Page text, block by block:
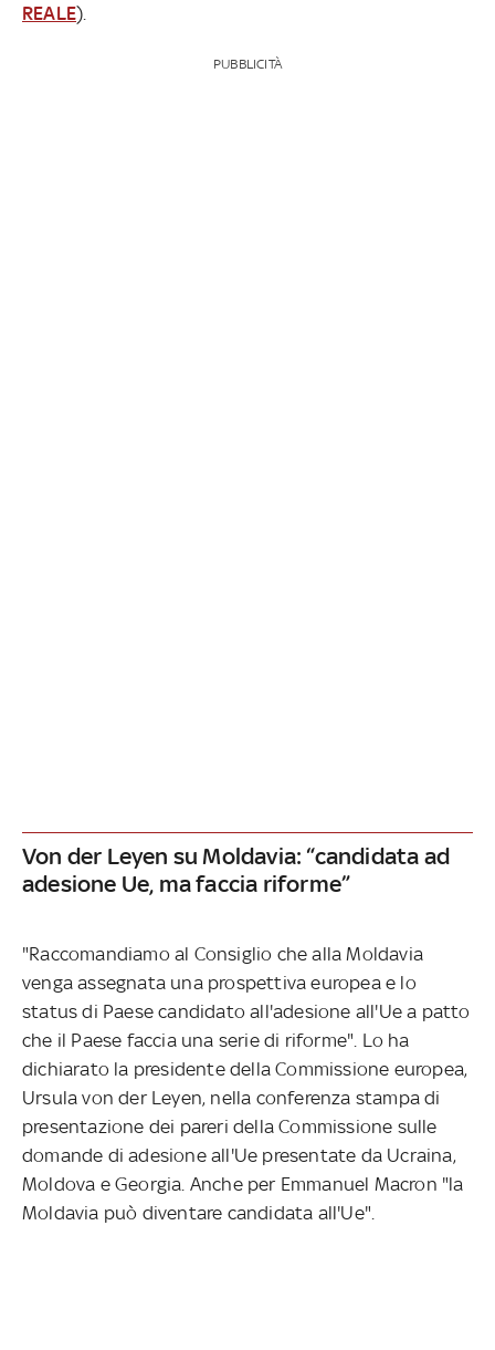
REALE).
PUBBLICITÀ
Von der Leyen su Moldavia: “candidata ad
adesione Ue, ma faccia riforme”
"Raccomandiamo al Consiglio che alla Moldavia
venga assegnata una prospettiva europea e lo
status di Paese candidato all'adesione all'Ue a patto
che il Paese faccia una serie di riforme". Lo ha
dichiarato la presidente della Commissione europea,
Ursula von der Leyen, nella conferenza stampa di
presentazione dei pareri della Commissione sulle
domande di adesione all'Ue presentate da Ucraina,
Moldova e Georgia. Anche per Emmanuel Macron "la
Moldavia può diventare candidata all'Ue".